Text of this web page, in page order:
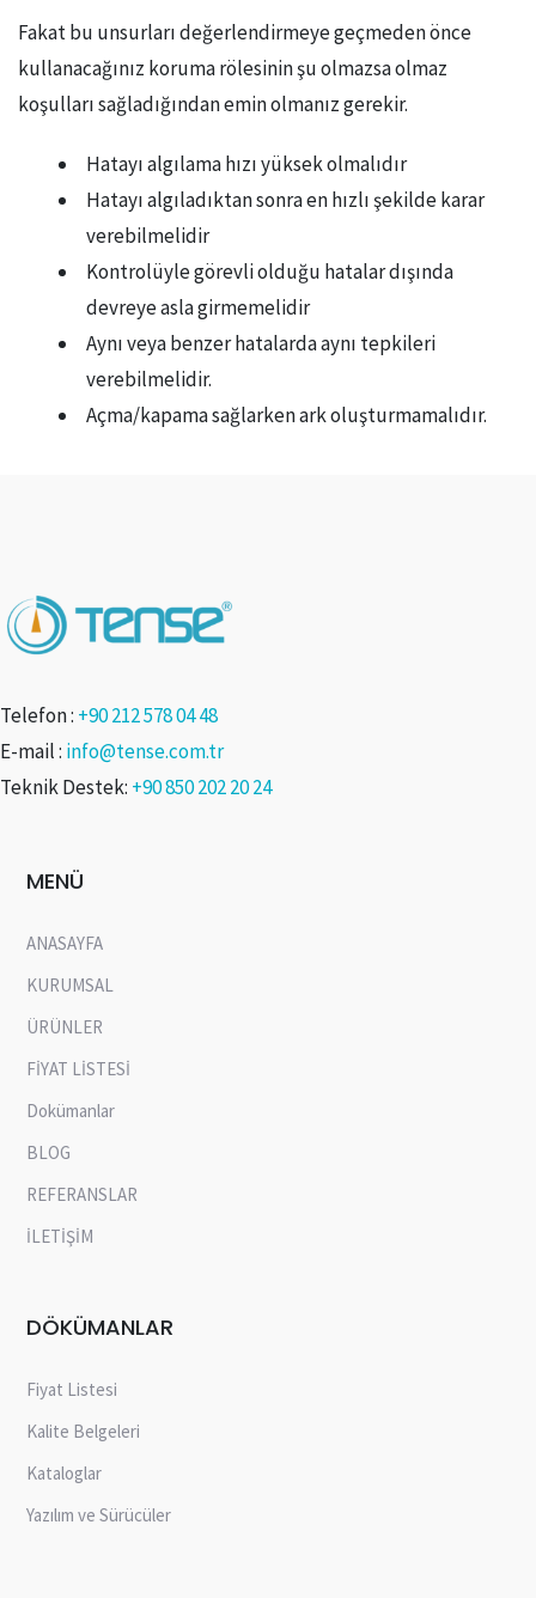
Fakat bu unsurları değerlendirmeye geçmeden önce
kullanacağınız koruma rölesinin şu olmazsa olmaz
koşulları sağladığından emin olmanız gerekir.
Hatayı algılama hızı yüksek olmalıdır
Hatayı algıladıktan sonra en hızlı şekilde karar
verebilmelidir
Kontrolüyle görevli olduğu hatalar dışında
devreye asla girmemelidir
Aynı veya benzer hatalarda aynı tepkileri
verebilmelidir.
Açma/kapama sağlarken ark oluşturmamalıdır.
Telefon : +90 212 578 04 48
E-mail : info@tense.com.tr
Teknik Destek: +90 850 202 20 24
MENÜ
ANASAYFA
KURUMSAL
ÜRÜNLER
FİYAT LİSTESİ
Dokümanlar
BLOG
REFERANSLAR
İLETİŞİM
DÖKÜMANLAR
Fiyat Listesi
Kalite Belgeleri
Kataloglar
Yazılım ve Sürücüler